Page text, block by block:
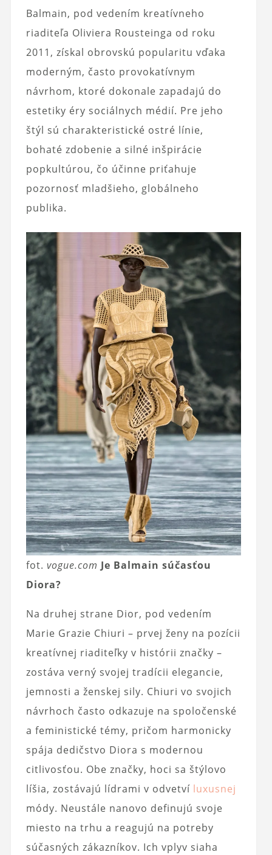
Balmain, pod vedením kreatívneho
riaditeľa Oliviera Rousteinga od roku
2011, získal obrovskú popularitu vďaka
moderným, často provokatívnym
návrhom, ktoré dokonale zapadajú do
estetiky éry sociálnych médií. Pre jeho
štýl sú charakteristické ostré línie,
bohaté zdobenie a silné inšpirácie
popkultúrou, čo účinne priťahuje
pozornosť mladšieho, globálneho
publika.
fot. vogue.com Je Balmain súčasťou
Diora?
Na druhej strane Dior, pod vedením
Marie Grazie Chiuri – prvej ženy na pozícii
kreatívnej riaditeľky v histórii značky –
zostáva verný svojej tradícii elegancie,
jemnosti a ženskej sily. Chiuri vo svojich
návrhoch často odkazuje na spoločenské
a feministické témy, pričom harmonicky
spája dedičstvo Diora s modernou
citlivosťou. Obe značky, hoci sa štýlovo
líšia, zostávajú lídrami v odvetví luxusnej
módy. Neustále nanovo definujú svoje
miesto na trhu a reagujú na potreby
súčasných zákazníkov. Ich vplyv siaha